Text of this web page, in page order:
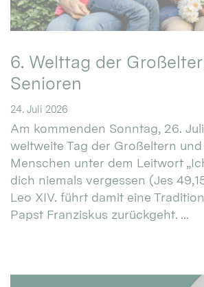
6. Welttag der
Senioren
24. Juli 2026
Am kommenden Sonntag, 26.
weltweite Tag der Großeltern
Menschen unter dem Leitwort
dich niemals vergessen (Jes
Leo XIV. führt damit eine
Papst Franziskus zurückgeht. ...